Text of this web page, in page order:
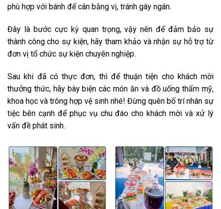
phù hợp với bánh để cân bằng vị, tránh gây ngán.
Đây là bước cực kỳ quan trọng, vậy nên để đảm bảo sự
thành công cho sự kiện, hãy tham khảo và nhận sự hỗ trợ từ
đơn vị tổ chức sự kiện chuyên nghiệp.
Sau khi đã có thực đơn, thì để thuận tiện cho khách mời
thưởng thức, hãy bày biện các món ăn và đồ uống thẩm mỹ,
khoa học và trông hợp vệ sinh nhé! Đừng quên bố trí nhân sự
tiệc bên cạnh để phục vụ chu đáo cho khách mời và xử lý
vấn đề phát sinh.